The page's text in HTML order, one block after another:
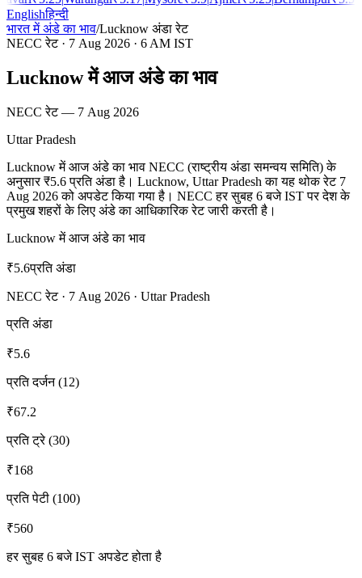
Englishहिन्दी
भारत में अंडे का भाव/Lucknow अंडा रेट
NECC रेट· 7 Aug 2026 · 6 AM IST
Lucknow में आज अंडे का भाव
NECC रेट— 7 Aug 2026
Uttar Pradesh
Lucknow में आज अंडे का भाव NECC (राष्ट्रीय अंडा समन्वय समिति) के
अनुसार ₹5.6 प्रति अंडा है। Lucknow, Uttar Pradesh का यह थोक रेट 7
Aug 2026 को अपडेट किया गया है। NECC हर सुबह 6 बजे IST पर देश के
प्रमुख शहरों के लिए अंडे का आधिकारिक रेट जारी करती है।
Lucknow में आज अंडे का भाव
₹5.6प्रति अंडा
NECC रेट· 7 Aug 2026 · Uttar Pradesh
प्रति अंडा
₹5.6
प्रति दर्जन (12)
₹67.2
प्रति ट्रे (30)
₹168
प्रति पेटी (100)
₹560
हर सुबह 6 बजे IST अपडेट होता है